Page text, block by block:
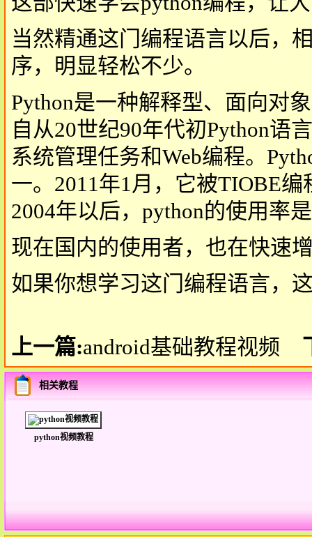
当然精通这门编程语言以后，
序，明显轻松不少。
Python是一种解释型、面向对
自从20世纪90年代初Python语
系统管理任务和Web编程。
一。2011年1月，它被TIOBE
2004年以后，python的使用率
现在国内的使用者，也在快速
如果你想学习这门编程语言，
上一篇:android基础教程视频
相关教程
python视频教程